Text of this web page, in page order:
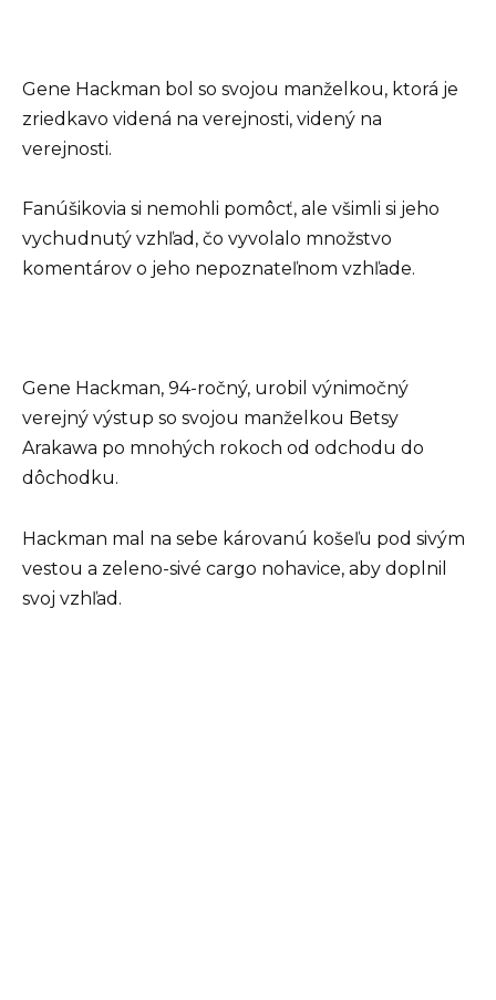
Gene Hackman bol so svojou manželkou, ktorá je
zriedkavo videná na verejnosti, videný na
verejnosti.
Fanúšikovia si nemohli pomôcť, ale všimli si jeho
vychudnutý vzhľad, čo vyvolalo množstvo
komentárov o jeho nepoznateľnom vzhľade.
Gene Hackman, 94-ročný, urobil výnimočný
verejný výstup so svojou manželkou Betsy
Arakawa po mnohých rokoch od odchodu do
dôchodku.
Hackman mal na sebe károvanú košeľu pod sivým
vestou a zeleno-sivé cargo nohavice, aby doplnil
svoj vzhľad.